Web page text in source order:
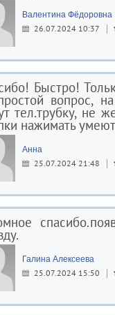
Валентина Фёдоровна
26.07.2024 10:37
Быстро!
вопрос,
тел.трубку, не
нажимать
Анна
25.07.2024 21:48
Галина Алексеева
25.07.2024 15:50